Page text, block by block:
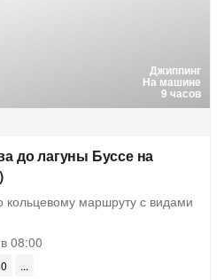
Джиппинг
На машине
9 часов
до лагуны Буссе на
маршруту с видами
08:00